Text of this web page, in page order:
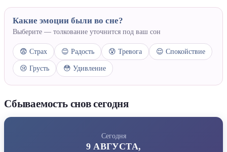
Какие эмоции были во сне?
Выберите — толкование уточнится под ваш сон
😨 Страх 😊 Радость 😰 Тревога 😌 Спокойствие
😢 Грусть 😳 Удивление
Сбываемость снов сегодня
Сегодня
9 АВГУСТА,